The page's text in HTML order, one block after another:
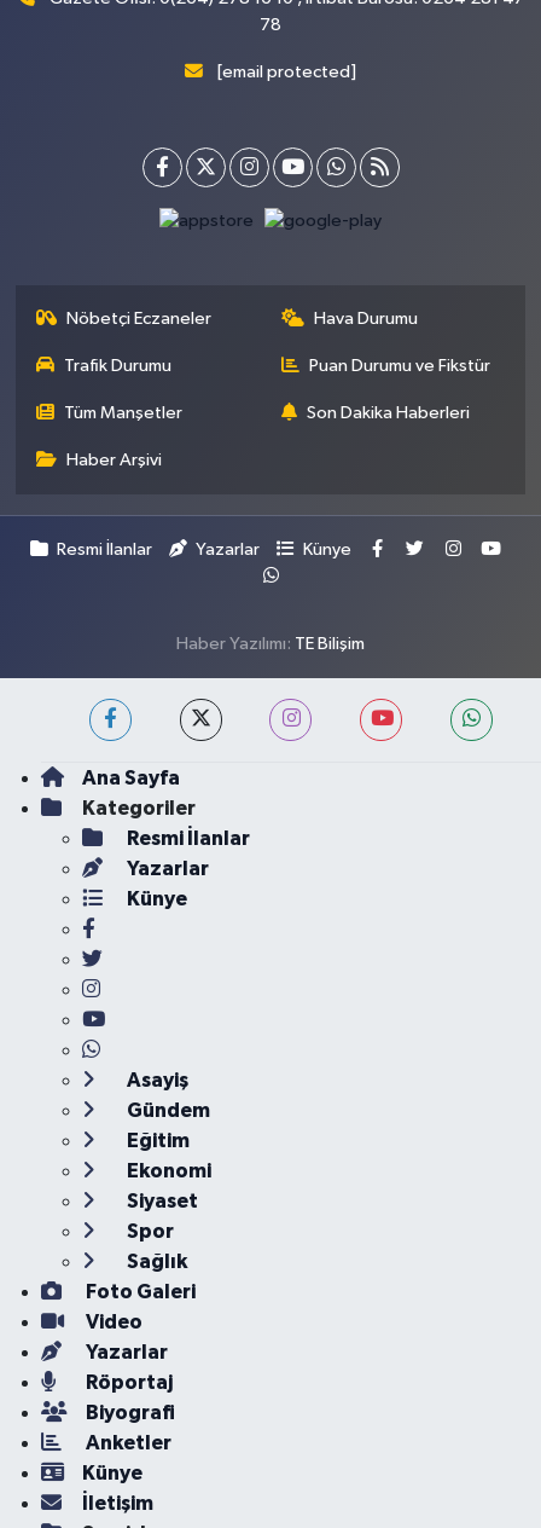
78
[email protected]
Nöbetçi Eczaneler Hava Durumu
Trafik Durumu Puan Durumu ve Fikstür
Tüm Manşetler Son Dakika Haberleri
Haber Arşivi
Resmi İlanlar Yazarlar Künye
Haber Yazılımı: TE Bilişim
Ana Sayfa
Kategoriler
Resmi İlanlar
Yazarlar
Künye
Asayiş
Gündem
Eğitim
Ekonomi
Siyaset
Spor
Sağlık
Foto Galeri
Video
Yazarlar
Röportaj
Biyografi
Anketler
Künye
İletişim